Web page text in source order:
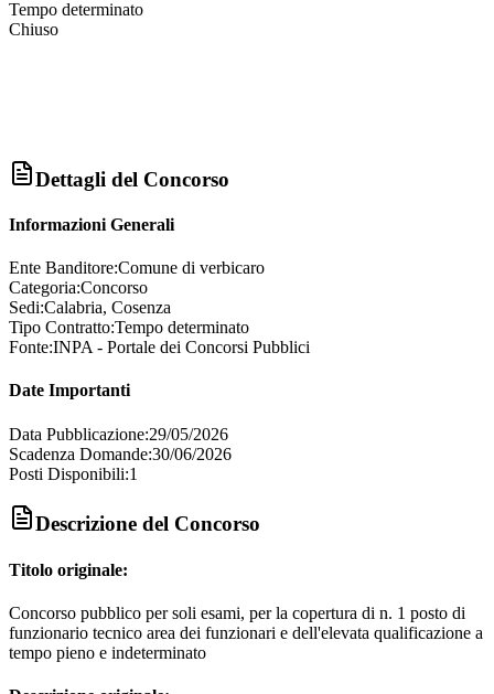
Tempo determinato
Chiuso
Dettagli del Concorso
Informazioni Generali
Ente Banditore:Comune di verbicaro
Categoria:Concorso
Sedi:Calabria, Cosenza
Tipo Contratto:Tempo determinato
Fonte:INPA - Portale dei Concorsi Pubblici
Date Importanti
Data Pubblicazione:29/05/2026
Scadenza Domande:30/06/2026
Posti Disponibili:1
Descrizione del Concorso
Titolo originale:
Concorso pubblico per soli esami, per la copertura di n. 1 posto di
funzionario tecnico area dei funzionari e dell'elevata qualificazione a
tempo pieno e indeterminato